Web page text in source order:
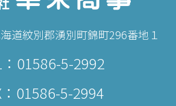
道紋別郡湧別町錦町296番地１
01586-5-2992
：01586-5-2994